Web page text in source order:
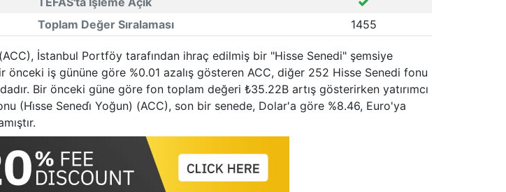
Toplam Değer Sıralaması 1455
İstanbul Portföy tarafından ihraç edilmiş bir "Hisse Senedi" şemsiye
önceki iş gününe göre %0.01 azalış gösteren ACC, diğer 252 Hisse Senedi fonu
Bir önceki güne göre fon toplam değeri ₺35.22B artış gösterirken yatırımcı
(Hi̇sse Senedi̇ Yoğun) (ACC), son bir senede, Dolar'a göre %8.46, Euro'ya